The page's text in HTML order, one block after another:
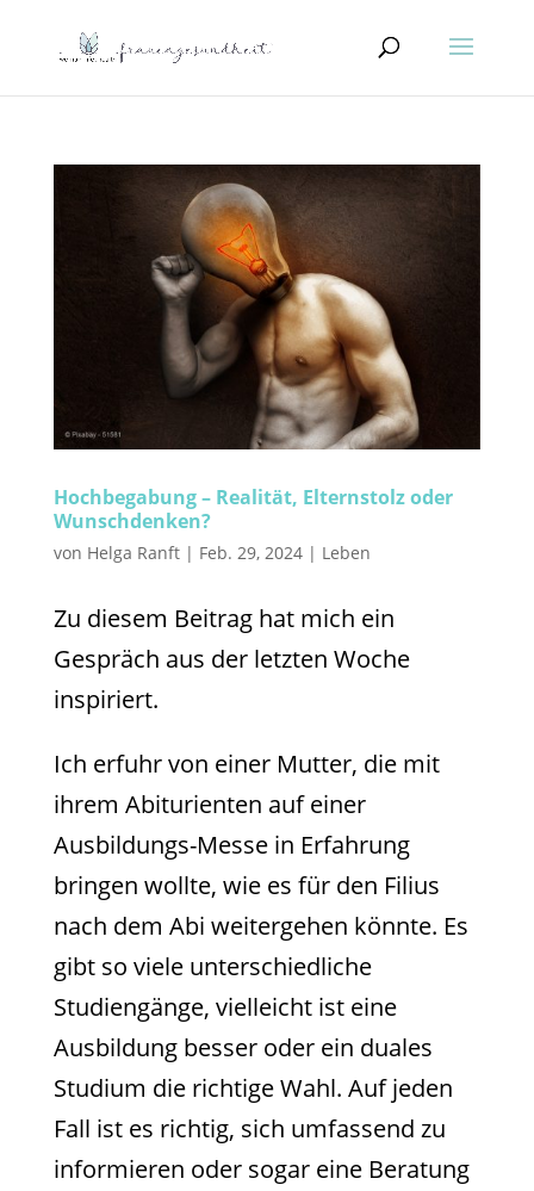
Hochbegabung – Realität, Elternstolz oder
Wunschdenken?
von Helga Ranft| Feb. 29, 2024| Leben
Zu diesem Beitrag hat mich ein
Gespräch aus der letzten Woche
inspiriert.
Ich erfuhr von einer Mutter, die mit
ihrem Abiturienten auf einer
Ausbildungs-Messe in Erfahrung
bringen wollte, wie es für den Filius
nach dem Abi weitergehen könnte. Es
gibt so viele unterschiedliche
Studiengänge, vielleicht ist eine
Ausbildung besser oder ein duales
Studium die richtige Wahl. Auf jeden
Fall ist es richtig, sich umfassend zu
informieren oder sogar eine Beratung